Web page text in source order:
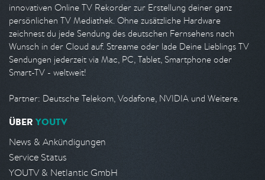
innovativen Online TV Rekorder zur Erstellung deiner ganz
persönlichen TV Mediathek. Ohne zusätzliche Hardware
zeichnest du jede Sendung des deutschen Fernsehens nach
Wunsch in der Cloud auf. Streame oder lade Deine Lieblings TV
Sendungen jederzeit via Mac, PC, Tablet, Smartphone oder
Smart-TV - weltweit!
Partner: Deutsche Telekom, Vodafone, NVIDIA und Weitere.
ÜBER YOUTV
News & Ankündigungen
Service Status
YOUTV & Netlantic GmbH